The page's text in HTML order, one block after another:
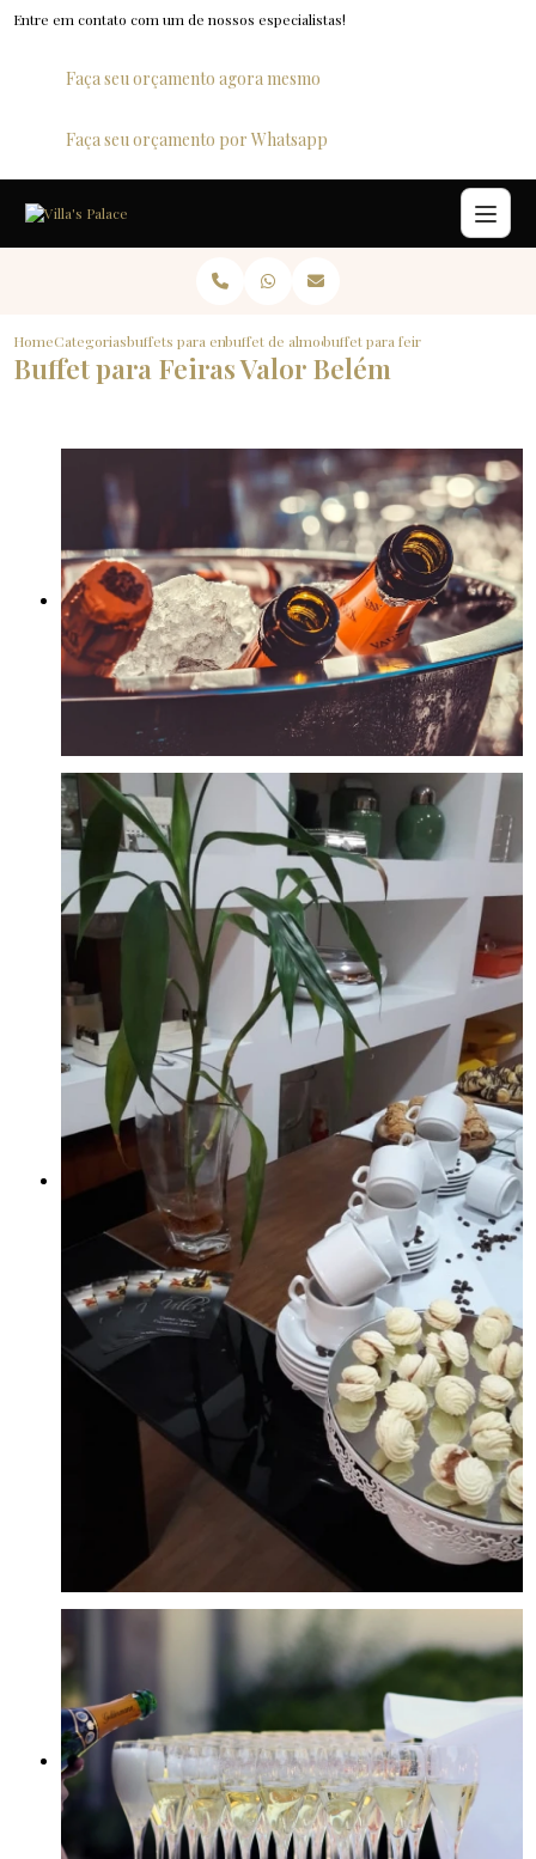
Entre em contato com um de nossos especialistas!
Faça seu orçamento agora mesmo
Faça seu orçamento por Whatsapp
HomeCategoriasbuffets para empresasbuffet de almoco para empresas
buffet para feiras valor belem
Buffet para Feiras Valor Belém